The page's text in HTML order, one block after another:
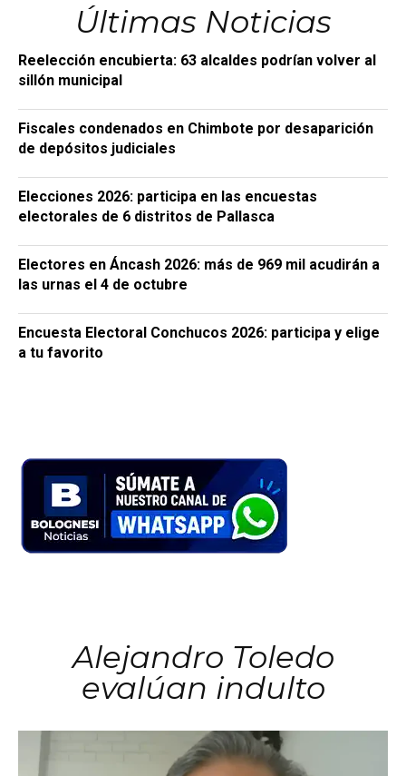
Últimas Noticias
Reelección encubierta: 63 alcaldes podrían volver al
sillón municipal
Fiscales condenados en Chimbote por desaparición
de depósitos judiciales
Elecciones 2026: participa en las encuestas
electorales de 6 distritos de Pallasca
Electores en Áncash 2026: más de 969 mil acudirán a
las urnas el 4 de octubre
Encuesta Electoral Conchucos 2026: participa y elige
a tu favorito
Alejandro Toledo
evalúan indulto